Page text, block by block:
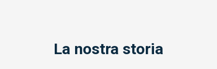
La nostra storia